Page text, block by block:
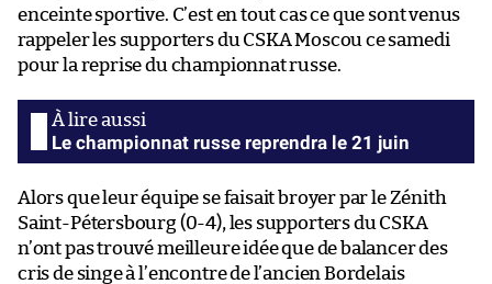
enceinte sportive. C’est en tout cas ce que sont venus
rappeler les supporters du CSKA Moscou ce samedi
pour la reprise du championnat russe.
Le championnat russe reprendra le 21 juin
Alors que leur équipe se faisait broyer par le Zénith
Saint-Pétersbourg (0-4), les supporters du CSKA
n’ont pas trouvé meilleure idée que de balancer des
cris de singe à l’encontre de l’ancien Bordelais